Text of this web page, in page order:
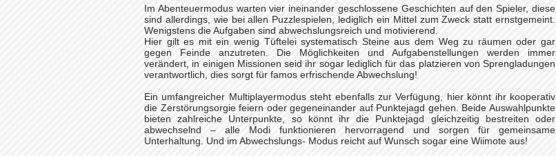
Im Abenteuermodus warten vier ineinander geschlossene Geschichten auf den Spieler, diese
sind allerdings, wie bei allen Puzzlespielen, lediglich ein Mittel zum Zweck statt ernstgemeint.
Wenigstens die Aufgaben sind abwechslungsreich und motivierend.
Hier gilt es mit ein wenig Tüftelei systematisch Steine aus dem Weg zu räumen oder gar
gegen Feinde anzutreten. Die Möglichkeiten und Aufgabenstellungen werden immer
verändert, in einigen Missionen seid ihr sogar lediglich für das platzieren von Sprengladungen
verantwortlich, dies sorgt für famos erfrischende Abwechslung!
Ein umfangreicher Multiplayermodus steht ebenfalls zur Verfügung, hier könnt ihr kooperativ
die Zerstörungsorgie feiern oder gegeneinander auf Punktejagd gehen. Beide Auswahlpunkte
bieten zahlreiche Unterpunkte, so könnt ihr die Punktejagd gleichzeitig bestreiten oder
abwechselnd – alle Modi funktionieren hervorragend und sorgen für gemeinsame
Unterhaltung. Und im Abwechslungs- Modus reicht auf Wunsch sogar eine Wiimote aus!